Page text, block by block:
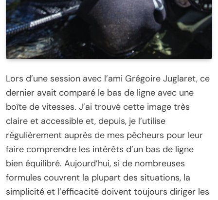
Lors d’une session avec l’ami Grégoire Juglaret, ce
dernier avait comparé le bas de ligne avec une
boîte de vitesses. J’ai trouvé cette image très
claire et accessible et, depuis, je l’utilise
régulièrement auprès de mes pêcheurs pour leur
faire comprendre les intérêts d’un bas de ligne
bien équilibré. Aujourd’hui, si de nombreuses
formules couvrent la plupart des situations, la
simplicité et l’efficacité doivent toujours diriger les